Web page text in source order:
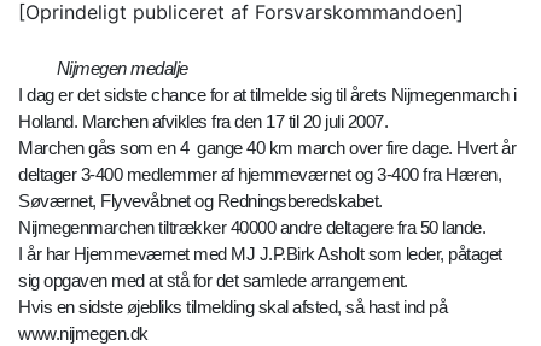
[Oprindeligt publiceret af Forsvarskommandoen]
Nijmegen medalje
I dag er det sidste chance for at tilmelde sig til årets Nijmegenmarch i
Holland. Marchen afvikles fra den 17 til 20 juli 2007.
Marchen gås som en 4 gange 40 km march over fire dage. Hvert år
deltager 3-400 medlemmer af hjemmeværnet og 3-400 fra Hæren,
Søværnet, Flyvevåbnet og Redningsberedskabet.
Nijmegenmarchen tiltrækker 40000 andre deltagere fra 50 lande.
I år har Hjemmeværnet med MJ J.P.Birk Asholt som leder, påtaget
sig opgaven med at stå for det samlede arrangement.
Hvis en sidste øjebliks tilmelding skal afsted, så hast ind på
www.nijmegen.dk